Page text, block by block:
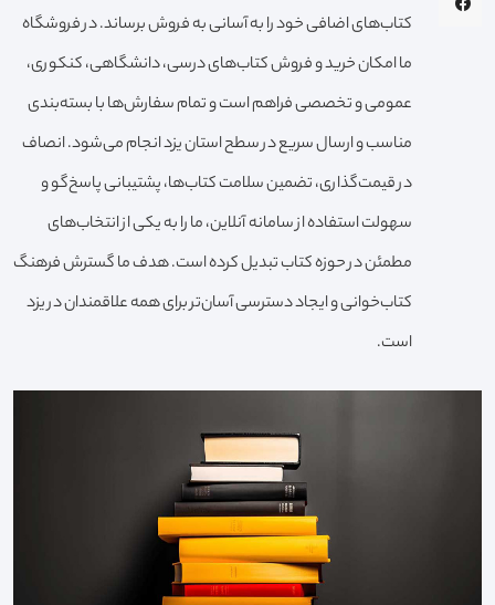
کتاب‌های اضافی خود را به آسانی به فروش برساند. در فروشگاه
ما امکان خرید و فروش کتاب‌های درسی، دانشگاهی، کنکوری،
عمومی و تخصصی فراهم است و تمام سفارش‌ها با بسته‌بندی
مناسب و ارسال سریع در سطح استان یزد انجام می‌شود. انصاف
در قیمت‌گذاری، تضمین سلامت کتاب‌ها، پشتیبانی پاسخ‌گو و
سهولت استفاده از سامانه آنلاین، ما را به یکی از انتخاب‌های
مطمئن در حوزه کتاب تبدیل کرده است. هدف ما گسترش فرهنگ
کتاب‌خوانی و ایجاد دسترسی آسان‌تر برای همه علاقمندان در یزد
است.